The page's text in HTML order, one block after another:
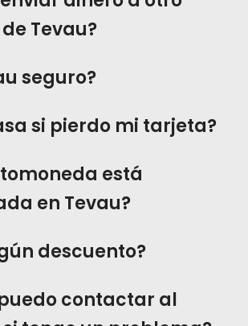
Tevau?
seguro?
si pierdo mi tarjeta?
está
en Tevau?
descuento?
contactar al